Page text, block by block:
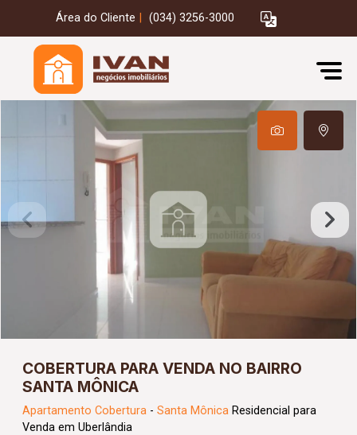
Área do Cliente (034) 3256-3000
COBERTURA PARA VENDA NO BAIRRO
SANTA MÔNICA
Apartamento Cobertura - Santa Mônica Residencial para
Venda em Uberlândia